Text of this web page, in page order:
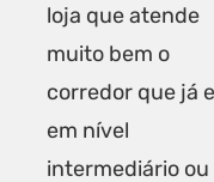
loja que atende
muito bem o
corredor que já
em nível
intermediário ou